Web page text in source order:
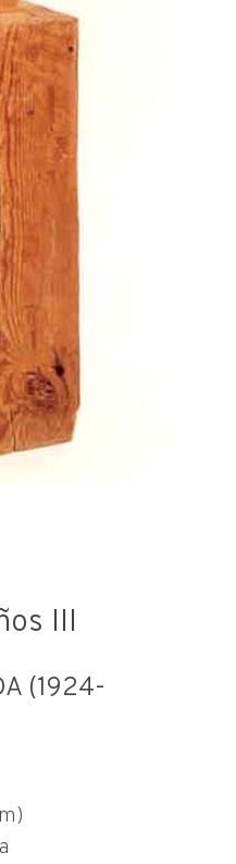
III
(1924-